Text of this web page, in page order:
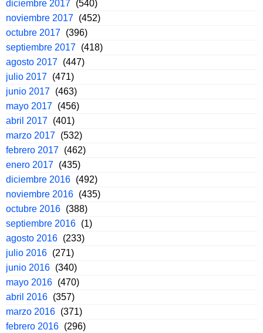
diciembre 2017 (540)
noviembre 2017 (452)
octubre 2017 (396)
septiembre 2017 (418)
agosto 2017 (447)
julio 2017 (471)
junio 2017 (463)
mayo 2017 (456)
abril 2017 (401)
marzo 2017 (532)
febrero 2017 (462)
enero 2017 (435)
diciembre 2016 (492)
noviembre 2016 (435)
octubre 2016 (388)
septiembre 2016 (1)
agosto 2016 (233)
julio 2016 (271)
junio 2016 (340)
mayo 2016 (470)
abril 2016 (357)
marzo 2016 (371)
febrero 2016 (296)